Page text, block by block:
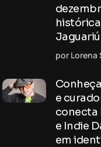
por Lorena
e
conecta
e Indie
em